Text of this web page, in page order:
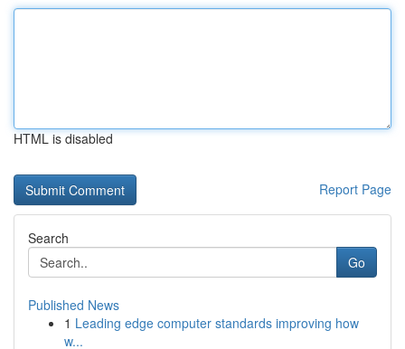
HTML is disabled
Report Page
Search
Go
Published News
1 Leading edge computer standards improving how
w...